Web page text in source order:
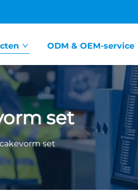
ODM & OEM-service
set
set